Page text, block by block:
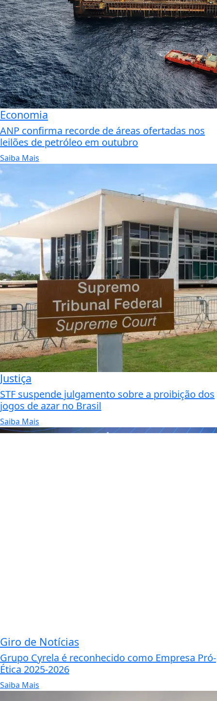
Economia
ANP confirma recorde de áreas ofertadas nos
leilões de petróleo em outubro
Saiba Mais
Justiça
STF suspende julgamento sobre a proibição dos
jogos de azar no Brasil
Saiba Mais
Giro de Notícias
Grupo Cyrela é reconhecido como Empresa Pró-
Ética 2025-2026
Saiba Mais